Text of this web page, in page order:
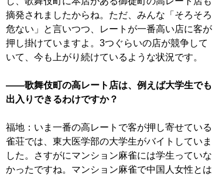
摘発されましたからね。ただ、みんな「そろそろ
危ない」と言いつつ、レートが一番高い店に客が
押し掛けていますよ。3つぐらいの店が競争して
いて、今も上がり続けているような状況です。
——歌舞伎町の高レート店は、例えば大学生でも
出入りできるわけですか？
福地：いま一番の高レートで客が押し寄せている
雀荘では、東大医学部の大学生がバイトしていま
した。さすがにマンション麻雀には学生っていな
かったですね。マンション麻雀で中国人女性とは